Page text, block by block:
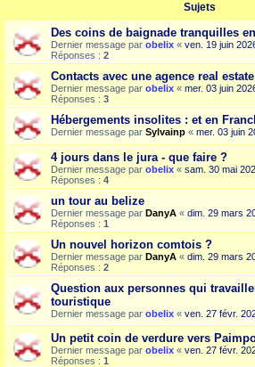
Sujets
Des coins de baignade tranquilles
Dernier message par obelix « ven. 19 juin
Réponses : 2
Contacts avec une agence real
Dernier message par obelix « mer. 03 juin
Réponses : 3
Hébergements insolites : et en
Dernier message par Sylvainp « mer. 03 juin
4 jours dans le jura - que faire ?
Dernier message par obelix « sam. 30 mai
Réponses : 4
un tour au belize
Dernier message par DanyA « dim. 29 mars
Réponses : 1
Un nouvel horizon comtois ?
Dernier message par DanyA « dim. 29 mars
Réponses : 2
Question aux personnes qui
touristique
Dernier message par obelix « ven. 27 févr.
Un petit coin de verdure vers
Dernier message par obelix « ven. 27 févr.
Réponses : 1